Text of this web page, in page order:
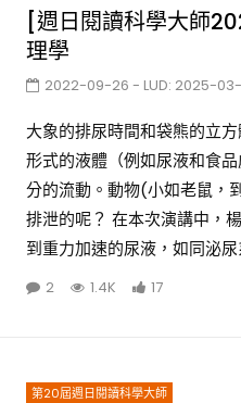
Watch Later
[週日閱讀科學大師
理學
2022-09-26 - LUD: 2025-
大象的排尿時間和袋熊的立
形式的液體（例如尿液和食
分的流動。動物(小如老鼠，
排泄的呢？ 在本次演講中，
到重力加速的尿液，如同泌
2 1.4K 17
第20屆週日閱讀科學大師